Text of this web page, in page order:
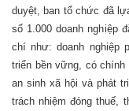
duyệt, ban tổ chức đã
số 1.000 doanh nghiệp
chí như: doanh nghiệp
triển bền vững, có
an sinh xã hội và phát
trách nhiệm đóng thuế,